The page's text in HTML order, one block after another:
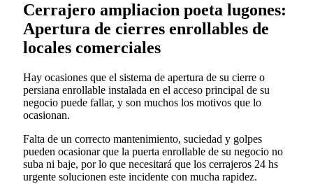
Cerrajero ampliacion poeta lugones:
Apertura de cierres enrollables de
locales comerciales
Hay ocasiones que el sistema de apertura de su cierre o
persiana enrollable instalada en el acceso principal de su
negocio puede fallar, y son muchos los motivos que lo
ocasionan.
Falta de un correcto mantenimiento, suciedad y golpes
pueden ocasionar que la puerta enrollable de su negocio no
suba ni baje, por lo que necesitará que los cerrajeros 24 hs
urgente solucionen este incidente con mucha rapidez.